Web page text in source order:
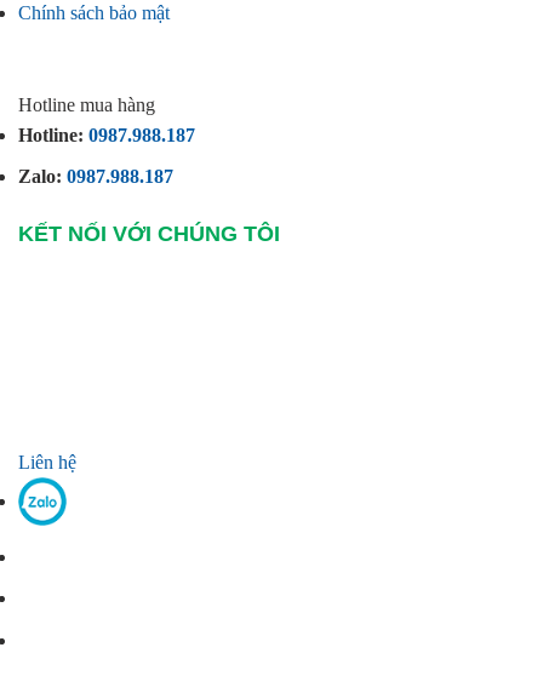
Chính sách bảo mật
Hotline mua hàng
Hotline: 0987.988.187
Zalo: 0987.988.187
KẾT NỐI VỚI CHÚNG TÔI
Liên hệ